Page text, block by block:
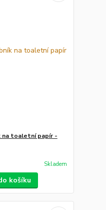
na toaletní papír -
Skladem
košíku